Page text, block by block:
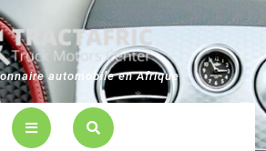
automobile en Afrique
Open